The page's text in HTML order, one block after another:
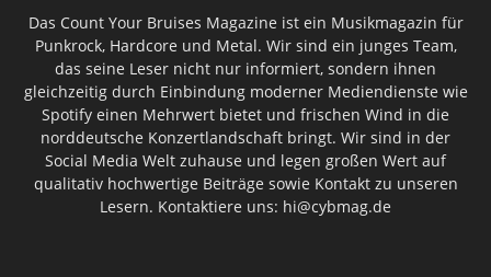
Das Count Your Bruises Magazine ist ein Musikmagazin für
Punkrock, Hardcore und Metal. Wir sind ein junges Team,
das seine Leser nicht nur informiert, sondern ihnen
gleichzeitig durch Einbindung moderner Mediendienste wie
Spotify einen Mehrwert bietet und frischen Wind in die
norddeutsche Konzertlandschaft bringt. Wir sind in der
Social Media Welt zuhause und legen großen Wert auf
qualitativ hochwertige Beiträge sowie Kontakt zu unseren
Lesern. Kontaktiere uns: hi@cybmag.de